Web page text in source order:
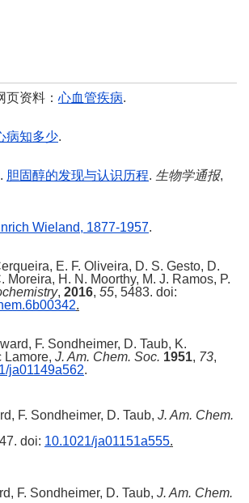
页资料： 心血管疾病.
病知多少.
胆固醇的发现与认识历程. 生物学通报,
Wieland, 1877-1957.
E. F. Oliveira, D. S. Gesto, D.
Moreira, H. N. Moorthy, M. J. Ramos, P.
, 2016, 55, 5483. doi:
.
F. Sondheimer, D. Taub, K.
Lamore, J. Am. Chem. Soc. 1951, 73,
ja01149a562.
F. Sondheimer, D. Taub, J. Am. Chem.
doi: 10.1021/ja01151a555.
F. Sondheimer, D. Taub, J. Am. Chem.